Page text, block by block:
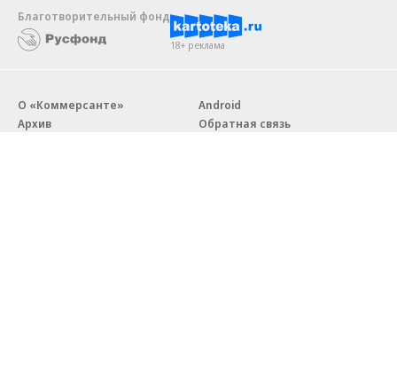
Благотворительный фонд
18+ реклама
О «Коммерсанте»
Архив
Android
Обратная связь